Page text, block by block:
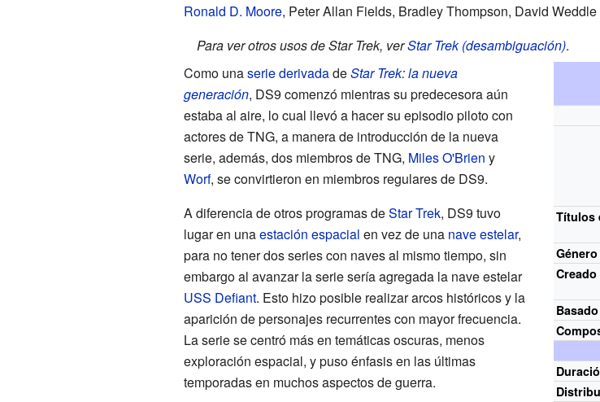
Ronald D. Moore, Peter Allan Fields, Bradley Thompson, David Weddle
Para ver otros usos de Star Trek, verStar Trek (desambiguación).
Títulos
Género
Como unaserie derivadadeStar Trek: la nueva
generación, DS9 comenzó mientras su predecesora aún
estaba al aire, lo cual llevó a hacer su episodio piloto con
actores de TNG, a manera de introducción de la nueva
serie, además, dos miembros de TNG, Miles O'Brien y
Worf, se convirtieron en miembros regulares de DS9.
A diferencia de otros programas deStar Trek, DS9 tuvo
lugar en unaestación espacial en vez de una nave estelar,
para no tener dos series con naves al mismo tiempo, sin
embargo al avanzar la serie sería agregada la nave estelar
USS Defiant. Esto hizo posible realizar arcos históricos y la
aparición de personajes recurrentes con mayor frecuencia.
La serie se centró más en temáticas oscuras, menos
exploración espacial, y puso énfasis en las últimas
temporadas en muchos aspectos de guerra.